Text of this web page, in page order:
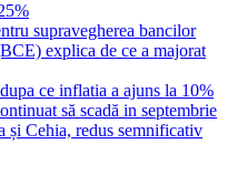
supravegherea bancilor
explica de ce a majorat
ce inflatia a ajuns la 10%
să scadă in septembrie
și Cehia, redus semnificativ